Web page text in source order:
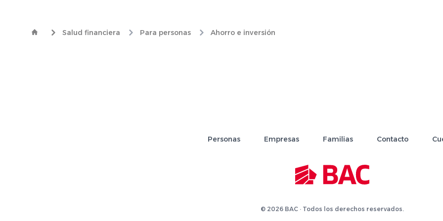
Salud financiera Para personas Ahorro e inversión
Personas Empresas Familias Contacto
© 2026 BAC · Todos los derechos reservados.